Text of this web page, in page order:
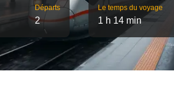
Départs
2
Le temps du voyage
1 h 14 min